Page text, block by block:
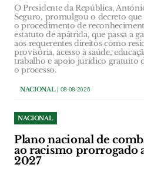
O Presidente da República,
Seguro, promulgou o decreto que
o procedimento de
estatuto de apátrida, que passa a
aos requerentes direitos como
provisória, acesso à saúde,
trabalho e apoio jurídico gratuito
o processo.
NACIONAL| 08-08-2026
NACIONAL
Plano nacional de
ao racismo prorrogado
2027